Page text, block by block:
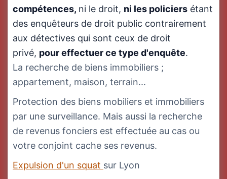
compétences, ni le droit, ni les policiers étant
des enquêteurs de droit public contrairement
aux détectives qui sont ceux de droit
privé, pour effectuer ce type d'enquête.
La recherche de biens immobiliers ;
appartement, maison, terrain...
Protection des biens mobiliers et immobiliers
par une surveillance. Mais aussi la recherche
de revenus fonciers est effectuée au cas ou
votre conjoint cache ses revenus.
Expulsion d'un squat sur Lyon